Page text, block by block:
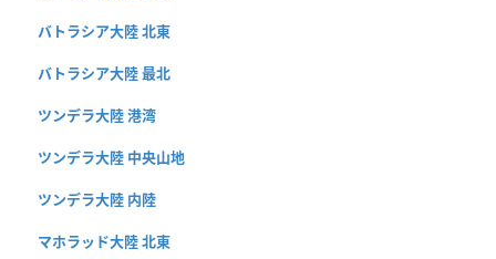
バトラシア大陸 北東
バトラシア大陸 最北
ツンデラ大陸 港湾
ツンデラ大陸 中央山地
ツンデラ大陸 内陸
マホラッド大陸 北東